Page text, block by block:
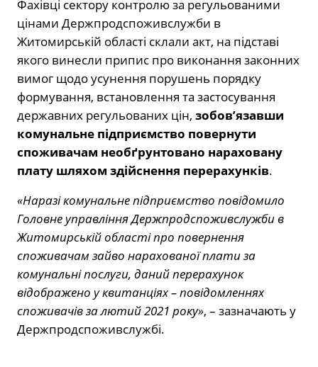
Фахівці сектору контролю за регульованими
цінами Держпродспоживслужби в
Житомирській області склали акт, на підставі
якого винесли припис про виконання законних
вимог щодо усунення порушень порядку
формування, встановлення та застосування
державних регульованих цін, зобов’язавши
комунальне підприємство повернути
споживачам необґрунтовано нараховану
плату шляхом здійснення перерахунків.
«Наразі комунальне підприємство повідомило
Головне управління Держпродспоживслужби в
Житомирській області про повернення
споживачам зайво нарахованої плати за
комунальні послуги, даний перерахунок
відображено у квитанціях – повідомленнях
споживачів за лютий 2021 року», – зазначають у
Держпродспоживслужбі.